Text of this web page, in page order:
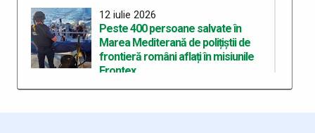
12 iulie 2026
Peste 400 persoane salvate în
Marea Mediterană de polițiștii de
frontieră români aflați în misiunile
Frontex